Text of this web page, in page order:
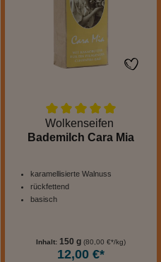
Wolkenseifen
Bademilch Cara Mia
karamellisierte Walnuss
rückfettend
basisch
Inhalt: 150 g (80,00 €*/kg)
12,00 €*